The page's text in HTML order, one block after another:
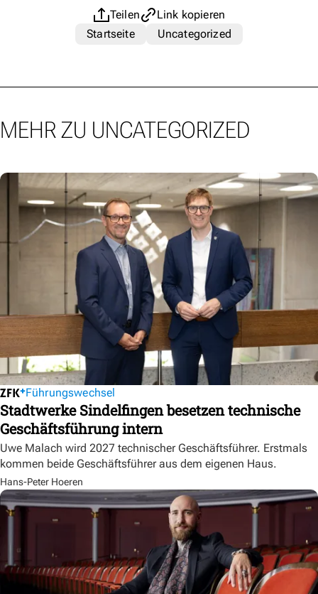
Teilen
Link kopieren
Startseite
Uncategorized
MEHR ZU UNCATEGORIZED
Führungswechsel
Stadtwerke Sindelfingen besetzen technische
Geschäftsführung intern
Uwe Malach wird 2027 technischer Geschäftsführer. Erstmals
kommen beide Geschäftsführer aus dem eigenen Haus.
Hans-Peter Hoeren